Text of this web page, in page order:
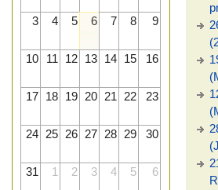
3 4 5 6 7 8 9
10 11 12 13 14 15 16
17 18 19 20 21 22 23
24 25 26 27 28 29 30
31 1 2 3 4 5 6